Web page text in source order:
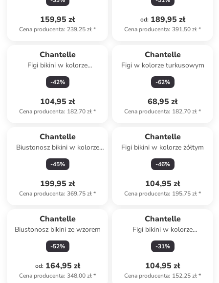
159,95 zł
Cena producenta: 239,25 zł*
od: 189,95 zł
Cena producenta: 391,50 zł*
Chantelle
Figi bikini w kolorze
niebieskim
-42%
104,95 zł
Cena producenta: 182,70 zł*
Chantelle
Figi w kolorze turkusowym
-62%
68,95 zł
Cena producenta: 182,70 zł*
Chantelle
Biustonosz bikini w kolorze
czerwono-fioletowym
-45%
199,95 zł
Cena producenta: 369,75 zł*
Chantelle
Figi bikini w kolorze żółtym
-46%
104,95 zł
Cena producenta: 195,75 zł*
Chantelle
Biustonosz bikini ze wzorem
-52%
od: 164,95 zł
Cena producenta: 348,00 zł*
Chantelle
Figi bikini w kolorze
turkusowo-niebieskim
-31%
104,95 zł
Cena producenta: 152,25 zł*